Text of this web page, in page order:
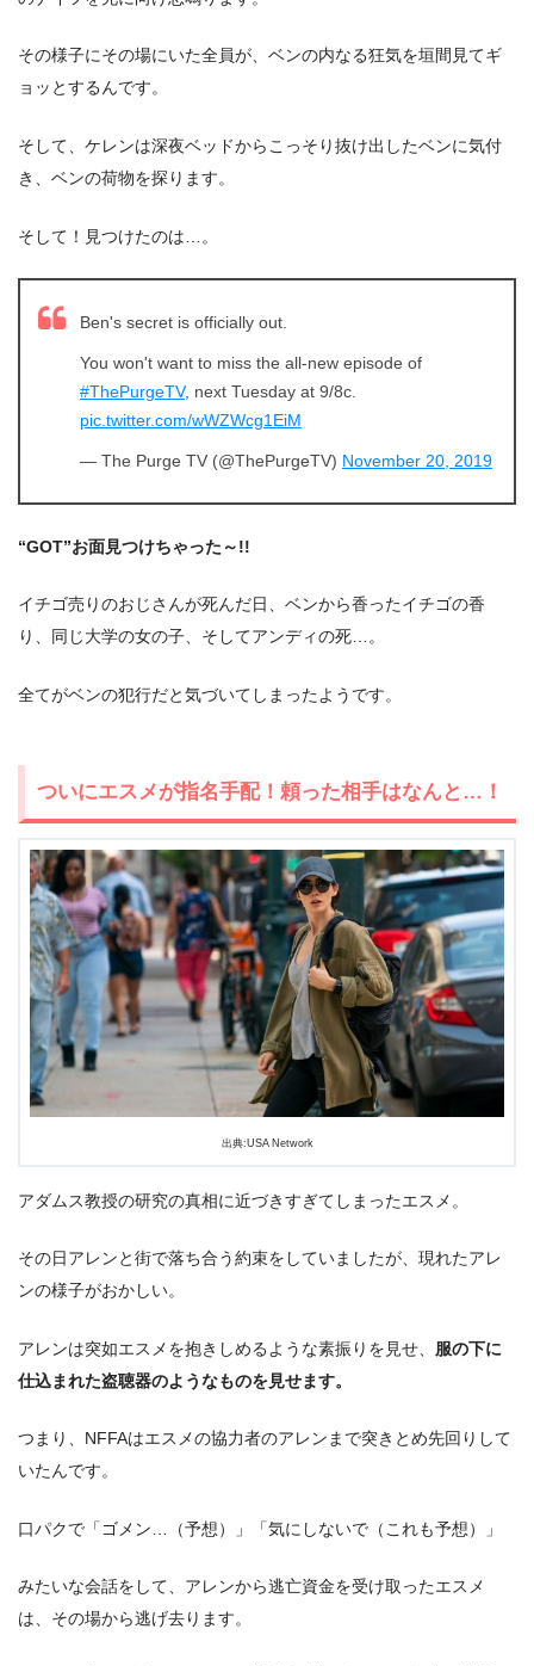
その様子にその場にいた全員が、ベンの内なる狂気を垣間見てギ
ョッとするんです。
そして、ケレンは深夜ベッドからこっそり抜け出したベンに気付
き、ベンの荷物を探ります。
そして！見つけたのは…。
Ben's secret is officially out.
You won't want to miss the all-new episode of
#ThePurgeTV, next Tuesday at 9/8c.
pic.twitter.com/wWZWcg1EiM
— The Purge TV (@ThePurgeTV) November 20, 2019
“GOT”お面見つけちゃった～!!
イチゴ売りのおじさんが死んだ日、ベンから香ったイチゴの香
り、同じ大学の女の子、そしてアンディの死…。
全てがベンの犯行だと気づいてしまったようです。
ついにエスメが指名手配！頼った相手はなんと…！
出典:USA Network
アダムス教授の研究の真相に近づきすぎてしまったエスメ。
その日アレンと街で落ち合う約束をしていましたが、現れたアレ
ンの様子がおかしい。
アレンは突如エスメを抱きしめるような素振りを見せ、 服の下に
仕込まれた盗聴器のようなものを見せます。
つまり、NFFAはエスメの協力者のアレンまで突きとめ先回りして
いたんです。
口パクで「ゴメン…（予想）」「気にしないで（これも予想）」
みたいな会話をして、アレンから逃亡資金を受け取ったエスメ
は、その場から逃げ去ります。